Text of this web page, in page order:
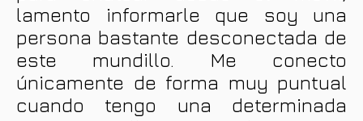
lamento informarle que soy una
persona bastante desconectada de
este mundillo. Me conecto
únicamente de forma muy puntual
cuando tengo una determinada